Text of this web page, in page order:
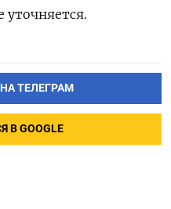
уточняется.
ТЕЛЕГРАМ
GOOGLE